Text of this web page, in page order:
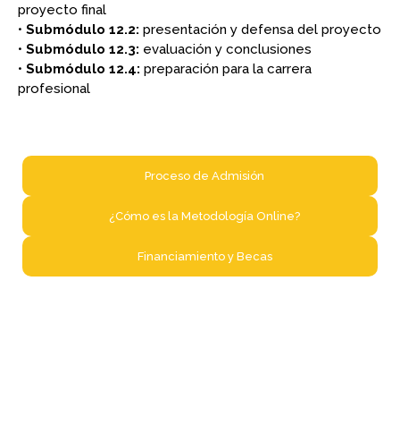
proyecto final
• Submódulo 12.2: presentación y defensa del proyecto
• Submódulo 12.3: evaluación y conclusiones
• Submódulo 12.4: preparación para la carrera
profesional
Proceso de Admisión​
¿Cómo es la Metodología Online?​
Financiamiento y Becas​